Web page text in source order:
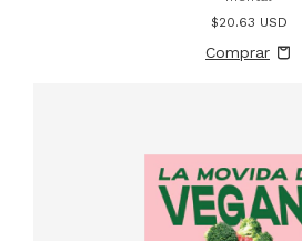
$20.63 USD